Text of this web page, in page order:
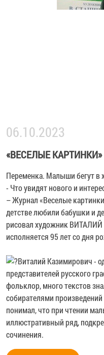
06.10.2023
«ВЕСЕЛЫЕ КАРТИНКИ»
Переменка. Малыши бегут в
- Что увидят нового и
– Журнал «Веселые
детстве любили бабушки и
рисовал художник
исполняется 95 лет со дня
Виталий Казимирович -
представителей русского
фольклор, много текстов
собирателями произведений
понимал, что при чтении
иллюстративный ряд,
сочинения.